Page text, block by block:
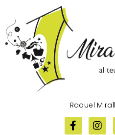
Raquel